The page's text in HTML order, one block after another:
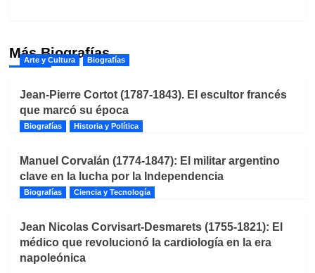
Más Biografías
Arte y Cultura Biografías
Jean-Pierre Cortot (1787-1843). El escultor francés
que marcó su época
Biografías Historia y Política
Manuel Corvalán (1774-1847): El militar argentino
clave en la lucha por la Independencia
Biografías Ciencia y Tecnología
Jean Nicolas Corvisart-Desmarets (1755-1821): El
médico que revolucionó la cardiología en la era
napoleónica